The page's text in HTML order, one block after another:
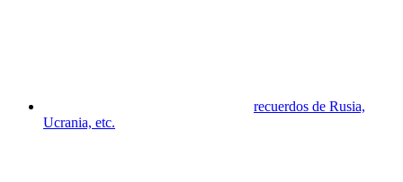
recuerdos de Rusia,
Ucrania, etc.